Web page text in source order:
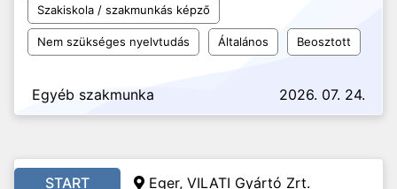
Szakiskola / szakmunkás képző
Nem szükséges nyelvtudás Általános Beosztott
Egyéb szakmunka 2026. 07. 24.
START Eger, VILATI Gyártó Zrt.